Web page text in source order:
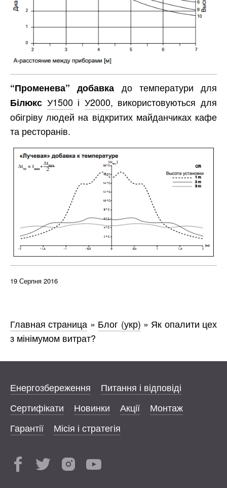
“Променева” добавка до температури для
Білюкс У1500і У2000, використовуються для
обігріву людей на відкритих майданчиках кафе
та ресторанів.
19 Серпня 2016
Главная страница » Блог (укр) » Як опалити цех
з мінімумом витрат?
Енергозбереження
Питання і відповіді
Сертифікати
Новинки Акції
Монтаж
Гарантії
Місія і стратегія